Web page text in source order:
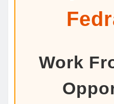
Work